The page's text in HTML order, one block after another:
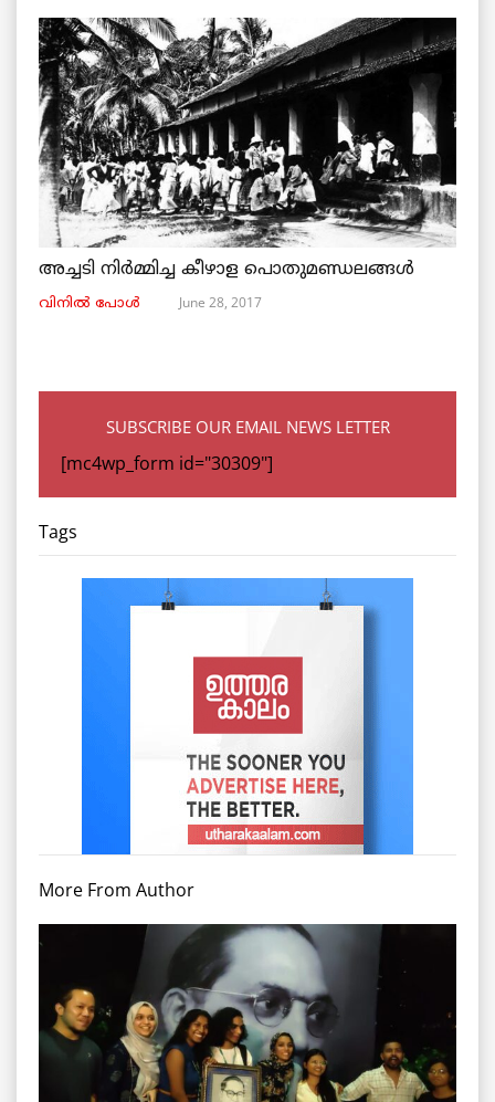
അച്ചടി നിര്‍മ്മിച്ച കീഴാള പൊതുമണ്ഡലങ്ങള്‍
വിനില്‍ പോള്‍ June 28, 2017
SUBSCRIBE OUR EMAIL NEWS LETTER
[mc4wp_form id="30309"]
Tags
More From Author